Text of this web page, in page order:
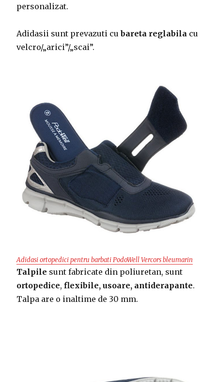
personalizat.
Adidasii sunt prevazuti cubareta reglabila cu
velcro/„arici”/„scai”.
Adidasi ortopedici pentru barbati PodoWell Vercors bleumarin
Talpile sunt fabricate din poliuretan, sunt
ortopedice, flexibile, usoare, antiderapante.
Talpa are o inaltime de 30 mm.